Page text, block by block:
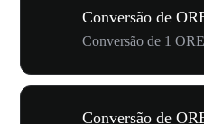
Conversão de
Conversão de 1
Conversão de